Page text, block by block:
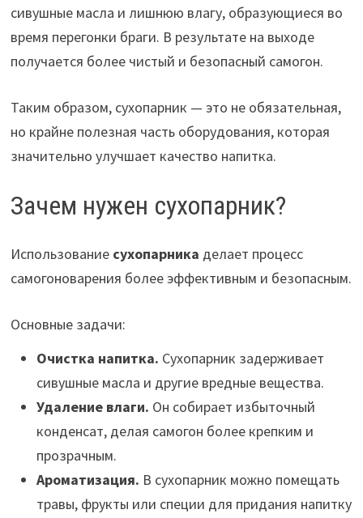
сивушные масла и лишнюю влагу, образующиеся во
время перегонки браги. В результате на выходе
получается более чистый и безопасный самогон.
Таким образом, сухопарник — это не обязательная,
но крайне полезная часть оборудования, которая
значительно улучшает качество напитка.
Зачем нужен сухопарник?
Использование сухопарника делает процесс
самогоноварения более эффективным и безопасным.
Основные задачи:
Очистка напитка. Сухопарник задерживает
сивушные масла и другие вредные вещества.
Удаление влаги. Он собирает избыточный
конденсат, делая самогон более крепким и
прозрачным.
Ароматизация. В сухопарник можно помещать
травы, фрукты или специи для придания напитку